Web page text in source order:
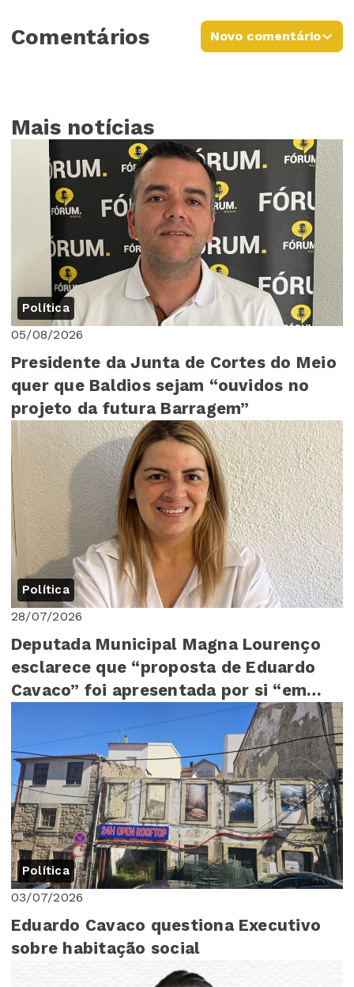
Comentários Novo comentário
Mais notícias
Política
05/08/2026
Presidente da Junta de Cortes do Meio
quer que Baldios sejam “ouvidos no
projeto da futura Barragem”
Política
28/07/2026
Deputada Municipal Magna Lourenço
esclarece que “proposta de Eduardo
Cavaco” foi apresentada por si “em
Política
03/07/2026
Eduardo Cavaco questiona Executivo
sobre habitação social